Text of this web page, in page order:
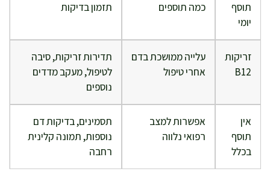
תוסף
יומי
כמה תוספים
תזמון בדיקות
זריקות
B12
עלייה ממושכת בדם
אחרי טיפול
תדירות זריקות, סיבה
לטיפול, מעקב מדדים
נוספים
אין
תוסף
בכלל
אפשרות למצב
רפואי נלווה
תסמינים, בדיקות דם
נוספות, תמונה קלינית
רחבה